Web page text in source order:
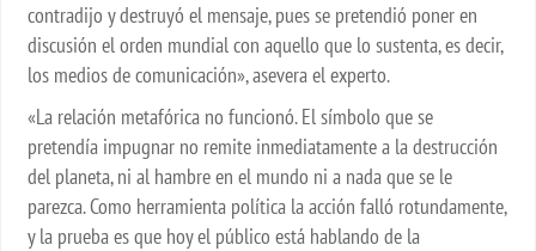
contradijo y destruyó el mensaje, pues se pretendió poner en
discusión el orden mundial con aquello que lo sustenta, es decir,
los medios de comunicación», asevera el experto.
«La relación metafórica no funcionó. El símbolo que se
pretendía impugnar no remite inmediatamente a la destrucción
del planeta, ni al hambre en el mundo ni a nada que se le
parezca. Como herramienta política la acción falló rotundamente,
y la prueba es que hoy el público está hablando de la